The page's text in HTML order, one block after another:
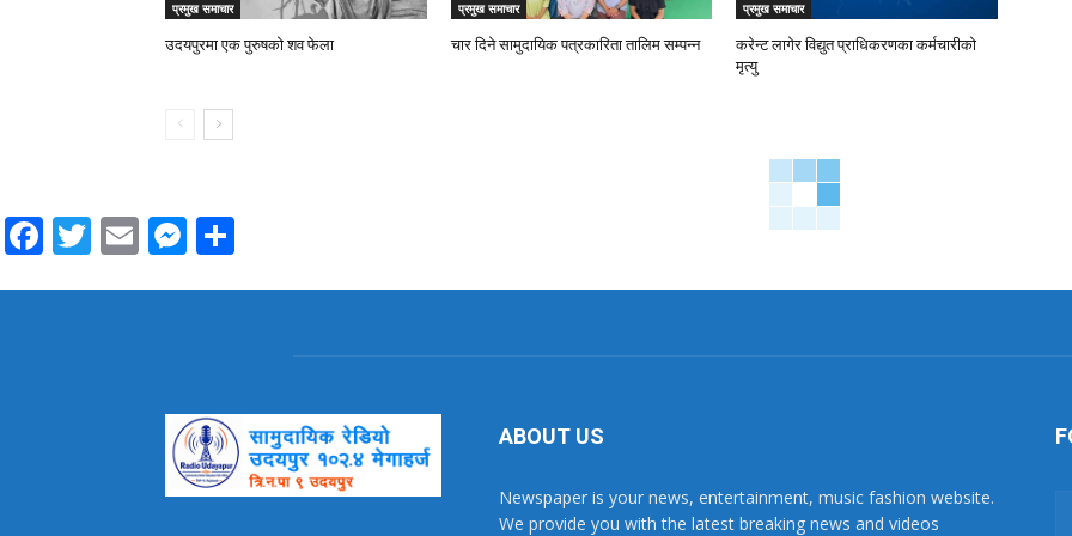
प्रमुख समाचार
उदयपुरमा एक पुरुषको शव फेला
प्रमुख समाचार
चार दिने सामुदायिक पत्रकारिता तालिम सम्पन्न
प्रमुख समाचार
करेन्ट लागेर विद्युत प्राधिकरणका कर्मचारीको
मृत्यु
Facebook
Twitter
EmailMessenger
ABOUT US
Newspaper is your news, entertainment, music fashion website.
We provide you with the latest breaking news and videos